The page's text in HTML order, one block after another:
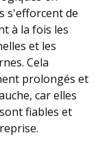
s'efforcent de
à la fois les
et les
Cela
prolongés et
car elles
fiables et